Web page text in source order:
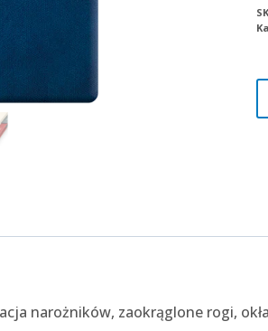
narożników, zaokrąglone rogi,